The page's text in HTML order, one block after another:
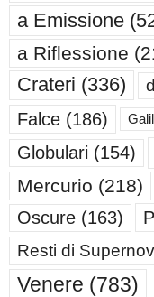
a Emissione
a Riflessione
Crateri (336)
Falce (186)
Globulari (154)
Mercurio (218)
Oscure (163)
Resti di
Venere (783)